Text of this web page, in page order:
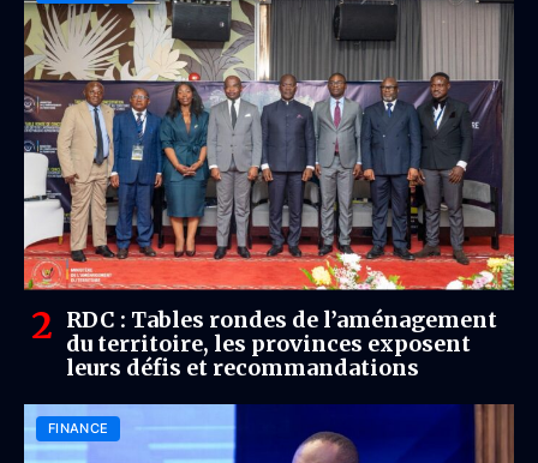
RDC : Tables rondes de l’aménagement
du territoire, les provinces exposent
leurs défis et recommandations
FINANCE